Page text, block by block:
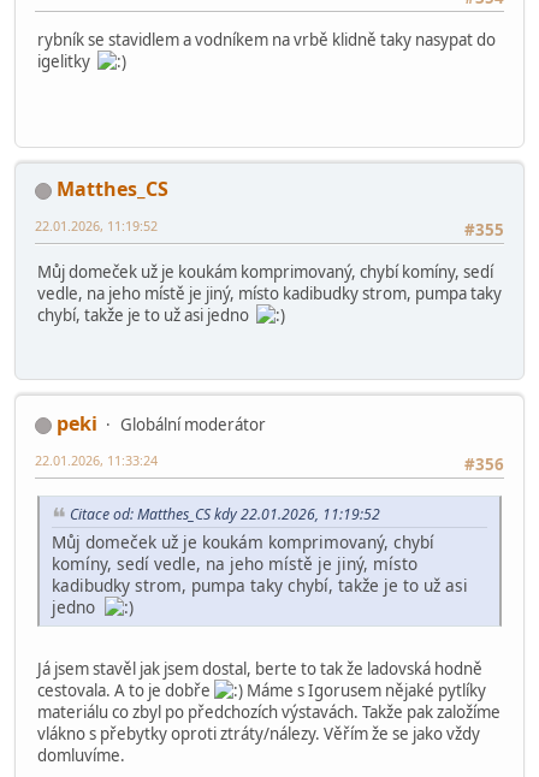
Můj model je také možno uvést do stavu vhodnějšího k
přepravě. (i když jej nevidím na fotkách).
https://linktr.ee/horcikdesigns
Clermont
#354
22.01.2026, 11:03:14
rybník se stavidlem a vodníkem na vrbě klidně taky nasypat do
igelitky
Matthes_CS
#355
22.01.2026, 11:19:52
Můj domeček už je koukám komprimovaný, chybí komíny, sedí
vedle, na jeho místě je jiný, místo kadibudky strom, pumpa taky
chybí, takže je to už asi jedno
peki
Globální moderátor
#356
22.01.2026, 11:33:24